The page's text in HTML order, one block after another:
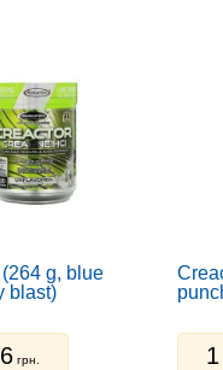
g, blue
blast)
грн.